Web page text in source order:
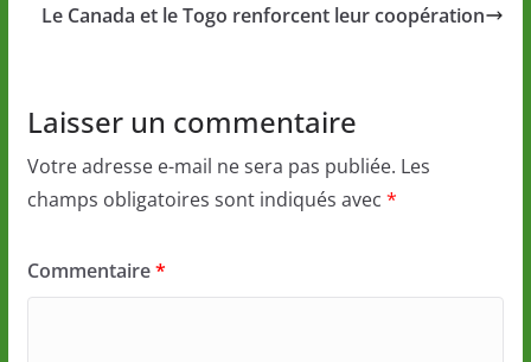
Le Canada et le Togo renforcent leur coopération
Laisser un commentaire
Votre adresse e-mail ne sera pas publiée. Les
champs obligatoires sont indiqués avec *
Commentaire*